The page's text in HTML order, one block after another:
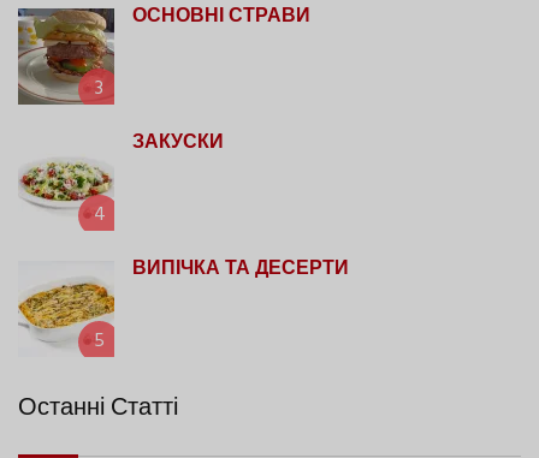
3
ОСНОВНІ СТРАВИ
4
ЗАКУСКИ
5
ВИПІЧКА ТА ДЕСЕРТИ
Останні Статті